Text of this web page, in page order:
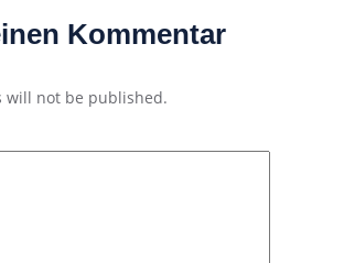
Kommentar
will not be published.